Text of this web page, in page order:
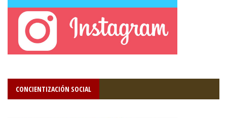
CONCIENTIZACIÓN SOCIAL